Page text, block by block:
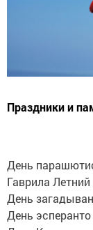
Праздники и
День
Гаврила Летний
День
День эсперанто